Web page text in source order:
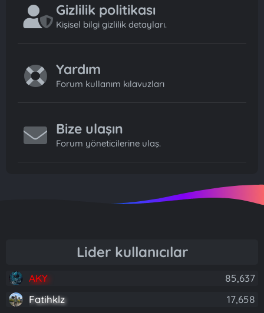
Gizlilik politikası
Kişisel bilgi gizlilik detayları.
Yardım
Forum kullanım kılavuzları
Bize ulaşın
Forum yöneticilerine ulaş.
Lider kullanıcılar
AKY
85,637
Fatihklz
17,658